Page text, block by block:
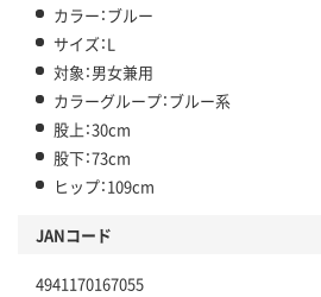
カラー：ブルー
サイズ：L
対象：男女兼用
カラーグループ：ブルー系
股上：30cm
股下：73cm
ヒップ：109cm
JANコード
4941170167055